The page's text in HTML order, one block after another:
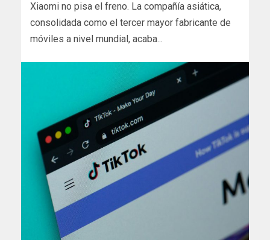
Xiaomi no pisa el freno. La compañía asiática,
consolidada como el tercer mayor fabricante de
móviles a nivel mundial, acaba...